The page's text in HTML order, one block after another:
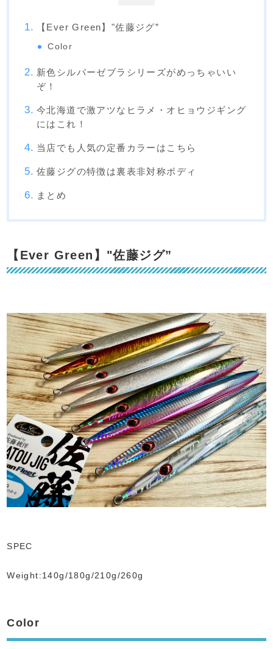
【Ever Green】"佐藤ジグ”
Color
新色シルバーゼブラシリーズがめっちゃいい
ぞ！
今北海道で激アツなヒラメ・オヒョウジギング
にはこれ！
当店でも人気の定番カラーはこちら
佐藤ジグの特徴は裏表非対称ボディ
まとめ
【Ever Green】"佐藤ジグ”
SPEC
Weight:140g/180g/210g/260g
Color